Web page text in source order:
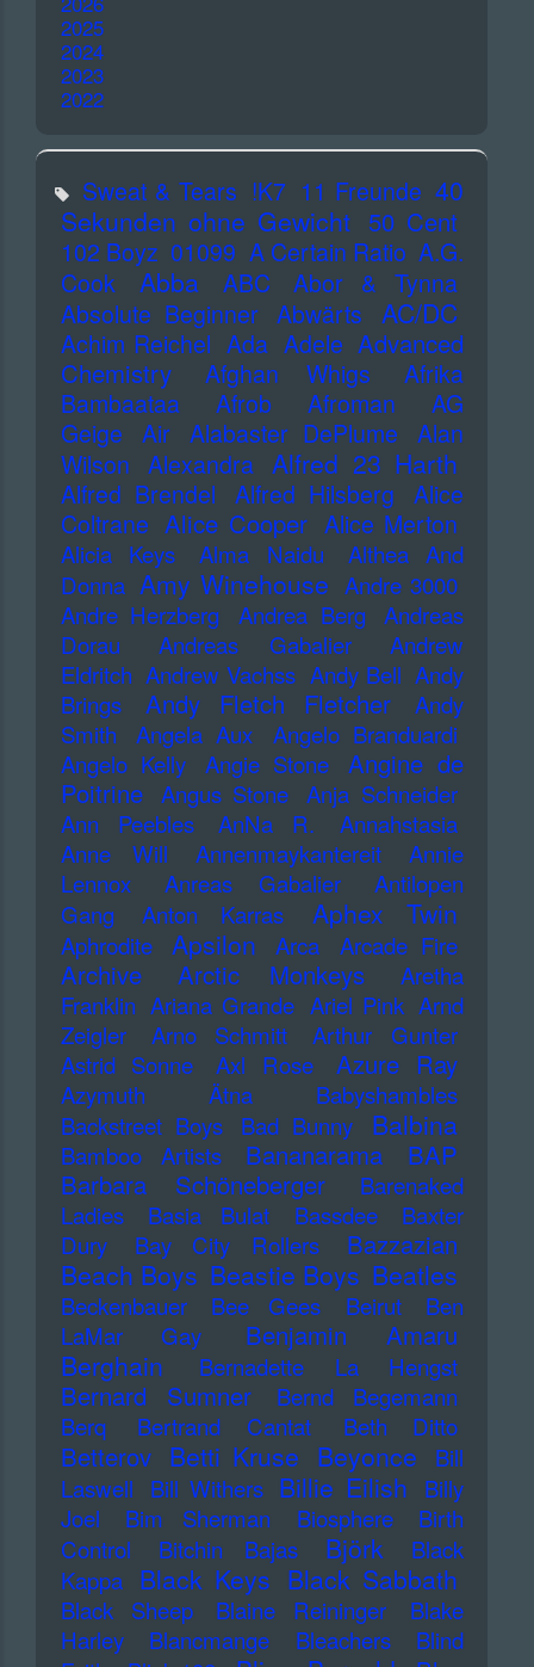
2025
2024
2023
2022
Sweat & Tears !K7 11 Freunde 40
Sekunden ohne Gewicht 50 Cent
102 Boyz 01099 A Certain Ratio A.G.
Cook
Abba ABC
Abor & Tynna
Absolute Beginner Abwärts AC/DC
Achim Reichel Ada Adele Advanced
Chemistry
Afghan Whigs
Afrika
Bambaataa
Afrob Afroman
AG
Geige
Air Alabaster DePlume
Alan
Wilson Alexandra Alfred 23 Harth
Alfred Brendel Alfred Hilsberg
Alice
Coltrane Alice Cooper Alice Merton
Alicia Keys Alma Naidu
Althea And
Donna Amy Winehouse Andre 3000
Andre Herzberg
Andrea Berg
Andreas
Dorau
Andreas Gabalier
Andrew
Eldritch Andrew Vachss Andy Bell Andy
Brings
Andy Fletch Fletcher
Andy
Smith
Angela Aux
Angelo Branduardi
Angelo Kelly
Angie Stone
Angine de
Poitrine Angus Stone Anja Schneider
Ann Peebles
AnNa R.
Annahstasia
Anne Will
Annenmaykantereit
Annie
Lennox
Anreas Gabalier
Antilopen
Gang
Anton Karras Aphex Twin
Aphrodite Apsilon Arca Arcade Fire
Archive Arctic Monkeys
Aretha
Franklin Ariana Grande Ariel Pink Arnd
Zeigler
Arno Schmitt
Arthur Gunter
Astrid Sonne
Axl Rose Azure Ray
Azymuth Ätna
Babyshambles
Backstreet Boys
Bad Bunny Balbina
Bamboo Artists Bananarama
BAP
Barbara Schöneberger
Barenaked
Ladies
Basia Bulat Bassdee
Baxter
Dury
Bay City Rollers Bazzazian
Beach Boys Beastie Boys Beatles
Beckenbauer Bee Gees Beirut
Ben
LaMar Gay
Benjamin Amaru
Berghain Bernadette La Hengst
Bernard Sumner
Bernd Begemann
Berq
Bertrand Cantat Beth Ditto
Betterov Betti Kruse Beyonce
Bill
Laswell
Bill Withers Billie Eilish
Billy
Joel
Bim Sherman Biosphere
Birth
Control
Bitchin Bajas Björk
Black
Kappa Black Keys Black Sabbath
Black Sheep Blaine Reininger
Blake
Harley
Blancmange Bleachers
Blind